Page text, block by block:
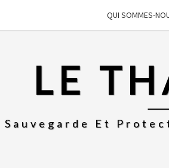
QUI SOMMES-
LE
Sauvegarde Et